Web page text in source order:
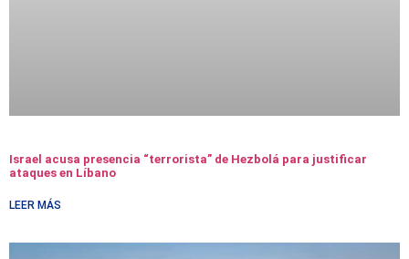
Israel acusa presencia “terrorista” de Hezbolá para justificar
ataques en Líbano
LEER MÁS